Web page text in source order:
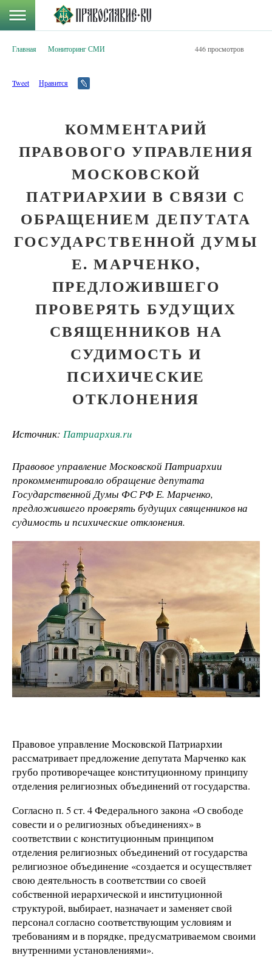
Главная Мониторинг СМИ 446 просмотров
Tweet Нравится
КОММЕНТАРИЙ
ПРАВОВОГО УПРАВЛЕНИЯ
МОСКОВСКОЙ
ПАТРИАРХИИ В СВЯЗИ С
ОБРАЩЕНИЕМ ДЕПУТАТА
ГОСУДАРСТВЕННОЙ ДУМЫ
Е. МАРЧЕНКО,
ПРЕДЛОЖИВШЕГО
ПРОВЕРЯТЬ БУДУЩИХ
СВЯЩЕННИКОВ НА
СУДИМОСТЬ И
ПСИХИЧЕСКИЕ
ОТКЛОНЕНИЯ
Источник: Патриархия.ru
Правовое управление Московской Патриархии
прокомментировало обращение депутата
Государственной Думы ФС РФ Е. Марченко,
предложившего проверять будущих священников на
судимость и психические отклонения.
Правовое управление Московской Патриархии
рассматривает предложение депутата Марченко как
грубо противоречащее конституционному принципу
отделения религиозных объединений от государства.
Согласно п. 5 ст. 4 Федерального закона «О свободе
совести и о религиозных объединениях» в
соответствии с конституционным принципом
отделения религиозных объединений от государства
религиозное объединение «создается и осуществляет
свою деятельность в соответствии со своей
собственной иерархической и институционной
структурой, выбирает, назначает и заменяет свой
персонал согласно соответствующим условиям и
требованиям и в порядке, предусматриваемом своими
внутренними установлениями».